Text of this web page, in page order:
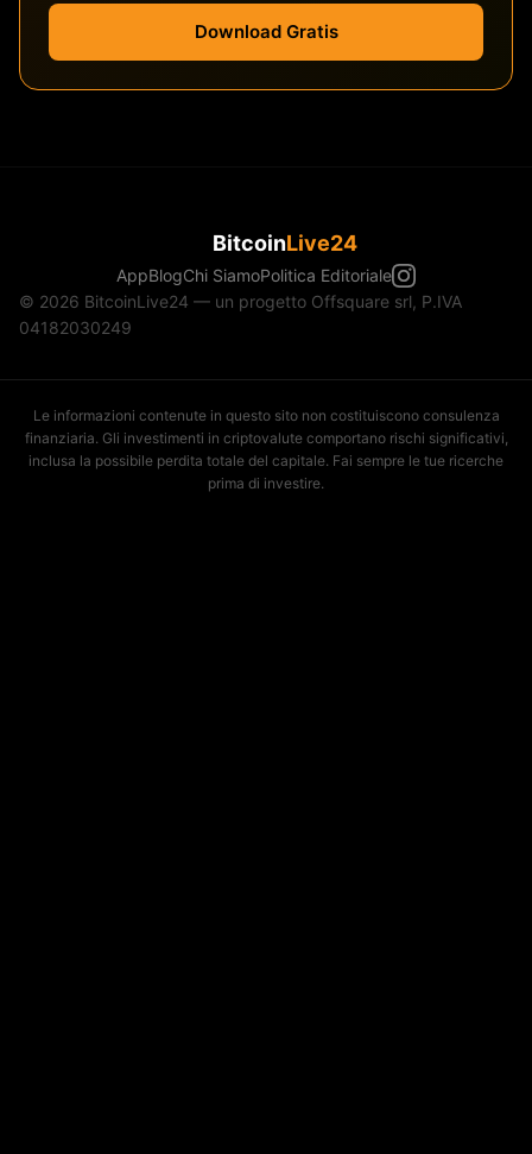
Download Gratis
BitcoinLive24
AppBlogChi SiamoPolitica Editoriale
© 2026 BitcoinLive24 — un progetto Offsquare srl, P.IVA
04182030249
Le informazioni contenute in questo sito non costituiscono consulenza
finanziaria. Gli investimenti in criptovalute comportano rischi significativi,
inclusa la possibile perdita totale del capitale. Fai sempre le tue ricerche
prima di investire.